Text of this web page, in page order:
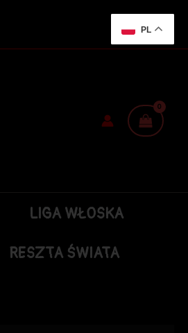
LIGA WŁOSKA
RESZTA ŚWIATA
PL